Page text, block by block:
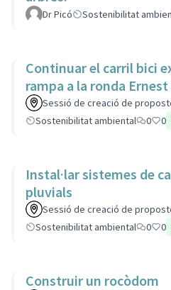
Dr Picó Sostenibilitat
Continuar el carril bici
rampa a la ronda
Sessió de creació de
Sostenibilitat ambiental
0 0
Instal·lar sistemes de
pluvials
Sessió de creació de
Sostenibilitat ambiental
0 0
Construir un rocòdom